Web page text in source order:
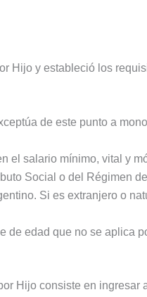
Hijo y estableció los
de este punto a
el salario mínimo, vital y
Social o del Régimen
Si es extranjero o
de edad que no se aplica
Hijo consiste en ingresar